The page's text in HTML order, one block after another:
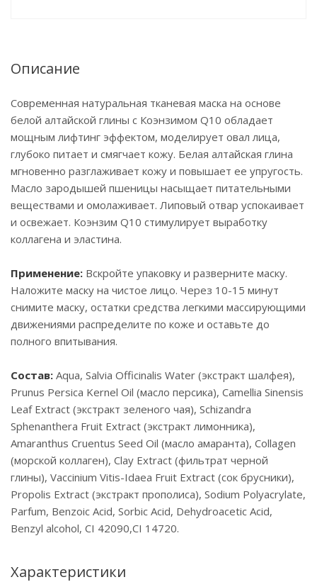
Описание
Современная натуральная тканевая маска на основе
белой алтайской глины с Коэнзимом Q10 обладает
мощным лифтинг эффектом, моделирует овал лица,
глубоко питает и смягчает кожу. Белая алтайская глина
мгновенно разглаживает кожу и повышает ее упругость.
Масло зародышей пшеницы насыщает питательными
веществами и омолаживает. Липовый отвар успокаивает
и освежает. Коэнзим Q10 стимулирует выработку
коллагена и эластина.
Применение: Вскройте упаковку и разверните маску.
Наложите маску на чистое лицо. Через 10-15 минут
снимите маску, остатки средства легкими массирующими
движениями распределите по коже и оставьте до
полного впитывания.
Состав: Aqua, Salvia Officinalis Water (экстракт шалфея),
Prunus Persica Kernel Oil (масло персика), Camellia Sinensis
Leaf Extract (экстракт зеленого чая), Schizandra
Sphenanthera Fruit Extract (экстракт лимонника),
Amaranthus Cruentus Seed Oil (масло амаранта), Collagen
(морской коллаген), Clay Extract (фильтрат черной
глины), Vaccinium Vitis-Idaea Fruit Extract (сок брусники),
Propolis Extract (экстракт прополиса), Sodium Polyacrylate,
Parfum, Benzoic Acid, Sorbic Acid, Dehydroacetic Acid,
Benzyl alcohol, CI 42090,CI 14720.
Характеристики